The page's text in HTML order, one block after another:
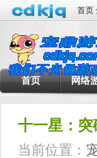
首页
首页 网络
十一星：
当前位置：